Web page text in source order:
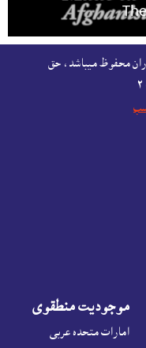
محفوظ ميباشد، حق
موجوديت منطقوى
امارات متحده عربی